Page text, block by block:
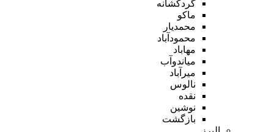
گردکشانه
ماکو
محمدیار
محمودآباد
مهاباد
میاندوآب
میرآباد
نالوس
نقده
نوشین
بازگشت